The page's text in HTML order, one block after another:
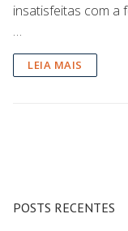
insatisfeitas com a
…
LEIA MAIS
POSTS RECENTES